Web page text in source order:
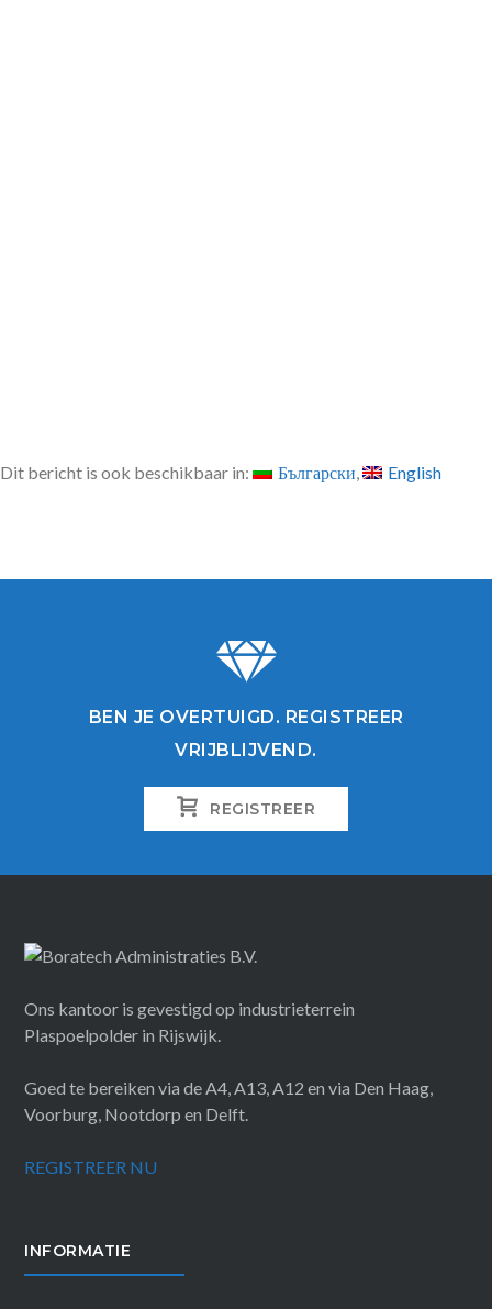
Dit bericht is ook beschikbaar in: Български English
BEN JE OVERTUIGD. REGISTREER
VRIJBLIJVEND.
REGISTREER
Ons kantoor is gevestigd op industrieterrein
Plaspoelpolder in Rijswijk.
Goed te bereiken via de A4, A13, A12 en via Den Haag,
Voorburg, Nootdorp en Delft.
REGISTREER NU
INFORMATIE